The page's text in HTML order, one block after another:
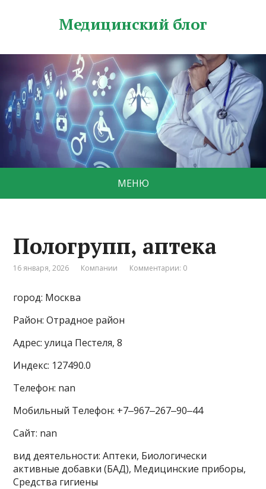
Медицинский блог
МЕНЮ
Пологрупп, аптека
16 января, 2026 Компании Комментарии: 0
город: Москва
Район: Отрадное район
Адрес: улица Пестеля, 8
Индекс: 127490.0
Телефон: nan
Мобильный Телефон: +7‒967‒267‒90‒44
Сайт: nan
вид деятельности: Аптеки, Биологически
активные добавки (БАД), Медицинские приборы,
Средства гигиены